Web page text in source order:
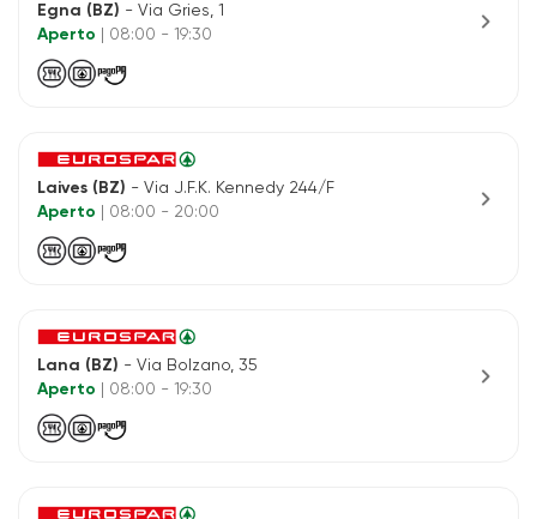
Egna (BZ) - Via Gries, 1
Aperto
| 08:00 - 19:30 chevron_right
Laives (BZ) - Via J.F.K. Kennedy 244/F
Aperto
| 08:00 - 20:00 chevron_right
Lana (BZ) - Via Bolzano, 35
Aperto
| 08:00 - 19:30 chevron_right